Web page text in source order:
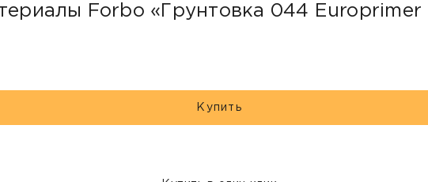
Forbo «Грунтовка 044 Europrimer
Купить